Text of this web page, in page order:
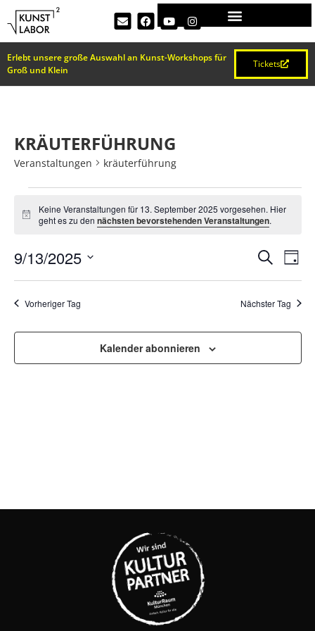
Erlebt unsere große Auswahl an Kunst-Workshops für
Groß und Klein
Tickets
KRÄUTERFÜHRUNG
Veranstaltungen kräuterführung
Hinweis
Keine Veranstaltungen für 13. September 2025 vorgesehen. Hier
geht es zu dennächsten bevorstehenden Veranstaltungen.
UND
SucheTag
9/13/2025
wählen.
Vorheriger Tag Nächster Tag
Kalender abonnieren